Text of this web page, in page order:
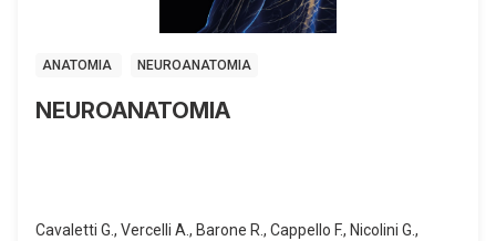
ANATOMIA NEUROANATOMIA
NEUROANATOMIA
Cavaletti G., Vercelli A., Barone R., Cappello F., Nicolini G.,